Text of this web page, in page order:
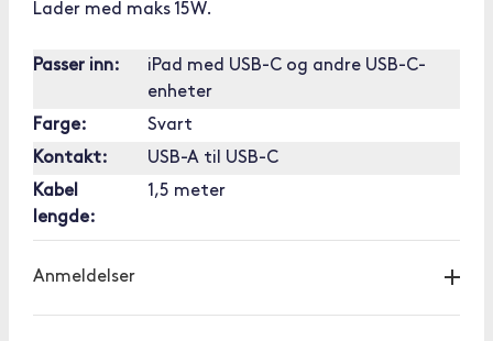
Lader med maks 15W.
Passer inn:
iPad med USB-C og andre USB-C-
enheter
Farge:
Svart
Kontakt:
USB-A til USB-C
Kabel
lengde:
1,5 meter
Anmeldelser